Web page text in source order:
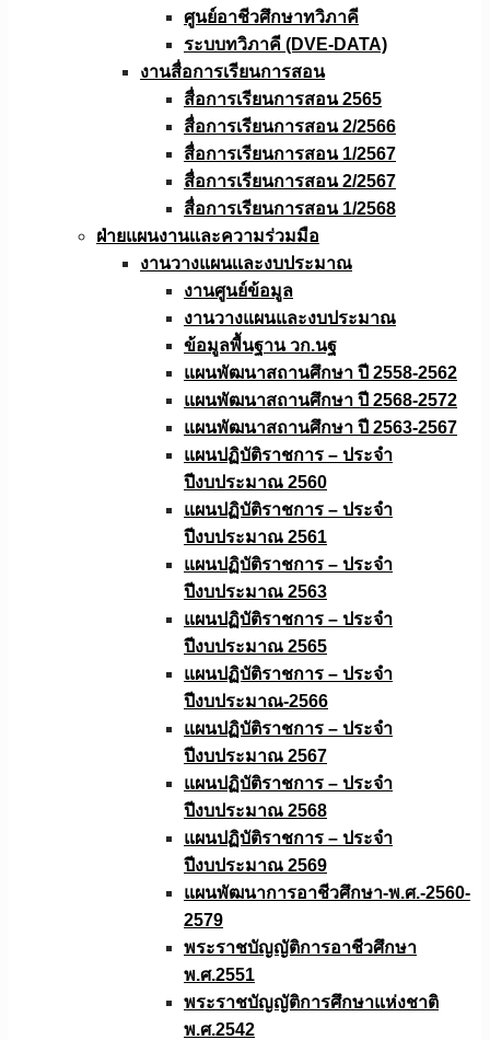
ศูนย์อาชีวศึกษาทวิภาคี
ระบบทวิภาคี (DVE-DATA)
งานสื่อการเรียนการสอน
สื่อการเรียนการสอน 2565
สื่อการเรียนการสอน 2/2566
สื่อการเรียนการสอน 1/2567
สื่อการเรียนการสอน 2/2567
สื่อการเรียนการสอน 1/2568
ฝ่ายแผนงานเเละความร่วมมือ
งานวางแผนเเละงบประมาณ
งานศูนย์ข้อมูล
งานวางแผนและงบประมาณ
ข้อมูลพื้นฐาน วก.นฐ
แผนพัฒนาสถานศึกษา ปี 2558-2562
แผนพัฒนาสถานศึกษา ปี 2568-2572
แผนพัฒนาสถานศึกษา ปี 2563-2567
แผนปฏิบัติราชการ – ประจำ
ปีงบประมาณ 2560
แผนปฏิบัติราชการ – ประจำ
ปีงบประมาณ 2561
แผนปฏิบัติราชการ – ประจำ
ปีงบประมาณ 2563
แผนปฏิบัติราชการ – ประจำ
ปีงบประมาณ 2565
แผนปฏิบัติราชการ – ประจำ
ปีงบประมาณ-2566
แผนปฏิบัติราชการ – ประจำ
ปีงบประมาณ 2567
แผนปฏิบัติราชการ – ประจำ
ปีงบประมาณ 2568
แผนปฏิบัติราชการ – ประจำ
ปีงบประมาณ 2569
แผนพัฒนาการอาชีวศึกษา-พ.ศ.-2560-
2579
พระราชบัญญัติการอาชีวศึกษา
พ.ศ.2551
พระราชบัญญัติการศึกษาแห่งชาติ
พ.ศ.2542